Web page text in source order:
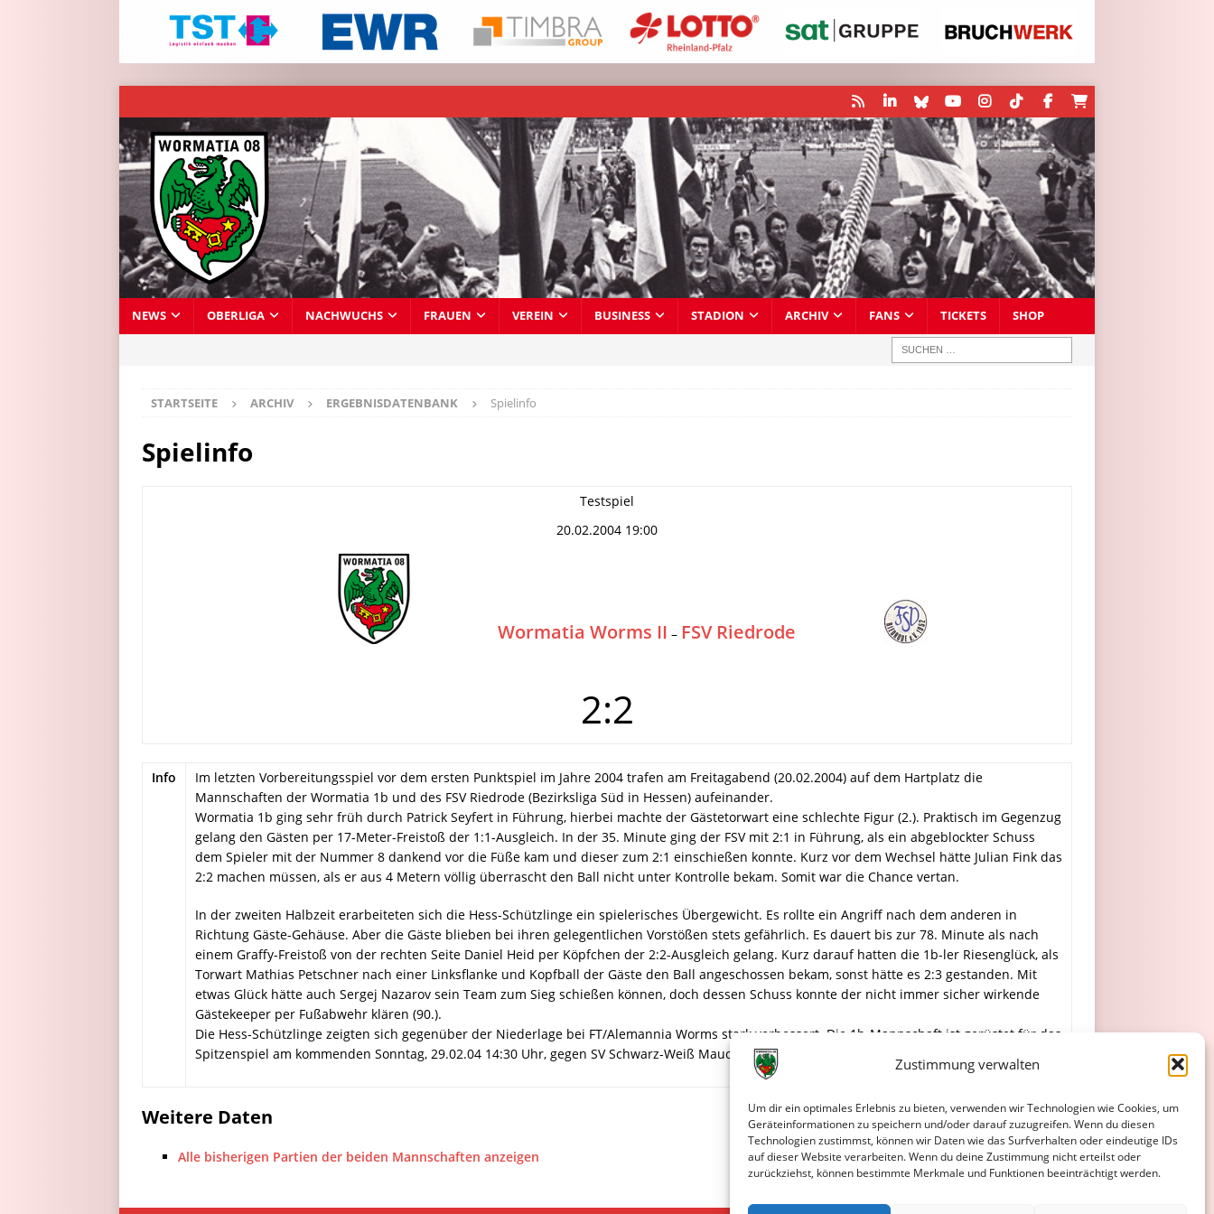
Zustimmung verwalten
Um dir ein optimales Erlebnis zu bieten, verwenden wir Technologien wie Cookies, um
Geräteinformationen zu speichern und/oder darauf zuzugreifen. Wenn du diesen
Technologien zustimmst, können wir Daten wie das Surfverhalten oder eindeutige IDs
auf dieser Website verarbeiten. Wenn du deine Zustimmung nicht erteilst oder
zurückziehst, können bestimmte Merkmale und Funktionen beeinträchtigt werden.
NEWS OBERLIGA NACHWUCHS FRAUEN VEREIN BUSINESS STADION ARCHIV FANS TICKETS SHOP
STARTSEITE ARCHIV ERGEBNISDATENBANK Spielinfo
Spielinfo
Testspiel
20.02.2004 19:00
Wormatia Worms II – FSV Riedrode
2:2
Info
Im letzten Vorbereitungsspiel vor dem ersten Punktspiel im Jahre 2004 trafen am Freitagabend (20.02.2004) auf dem Hartplatz die
Mannschaften der Wormatia 1b und des FSV Riedrode (Bezirksliga Süd in Hessen) aufeinander.
Wormatia 1b ging sehr früh durch Patrick Seyfert in Führung, hierbei machte der Gästetorwart eine schlechte Figur (2.). Praktisch im Gegenzug
gelang den Gästen per 17-Meter-Freistoß der 1:1-Ausgleich. In der 35. Minute ging der FSV mit 2:1 in Führung, als ein abgeblockter Schuss
dem Spieler mit der Nummer 8 dankend vor die Füße kam und dieser zum 2:1 einschießen konnte. Kurz vor dem Wechsel hätte Julian Fink das
2:2 machen müssen, als er aus 4 Metern völlig überrascht den Ball nicht unter Kontrolle bekam. Somit war die Chance vertan.
In der zweiten Halbzeit erarbeiteten sich die Hess-Schützlinge ein spielerisches Übergewicht. Es rollte ein Angriff nach dem anderen in
Richtung Gäste-Gehäuse. Aber die Gäste blieben bei ihren gelegentlichen Vorstößen stets gefährlich. Es dauert bis zur 78. Minute als nach
einem Graffy-Freistoß von der rechten Seite Daniel Heid per Köpfchen der 2:2-Ausgleich gelang. Kurz darauf hatten die 1b-ler Riesenglück, als
Torwart Mathias Petschner nach einer Linksflanke und Kopfball der Gäste den Ball angeschossen bekam, sonst hätte es 2:3 gestanden. Mit
etwas Glück hätte auch Sergej Nazarov sein Team zum Sieg schießen können, doch dessen Schuss konnte der nicht immer sicher wirkende
Gästekeeper per Fußabwehr klären (90.).
Die Hess-Schützlinge zeigten sich gegenüber der Niederlage bei FT/Alemannia Worms stark verbessert. Die 1b-Mannschaft ist gerüstet für das
Spitzenspiel am kommenden Sonntag, 29.02.04 14:30 Uhr, gegen SV Schwarz-Weiß Mauchenheim.
Weitere Daten
Alle bisherigen Partien der beiden Mannschaften anzeigen